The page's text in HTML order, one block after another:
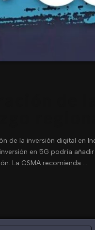
de la inversión digital en
en 5G podría
La GSMA recomienda …